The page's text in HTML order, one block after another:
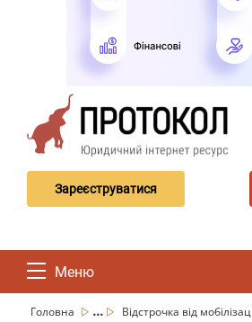
Зареєструватися
Меню
Головна ...
Відстрочка від